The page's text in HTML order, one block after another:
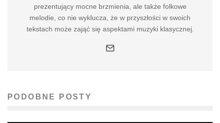
prezentujący mocne brzmienia, ale także folkowe
melodie, co nie wyklucza, że w przyszłości w swoich
tekstach może zająć się aspektami muzyki klasycznej.
PODOBNE POSTY